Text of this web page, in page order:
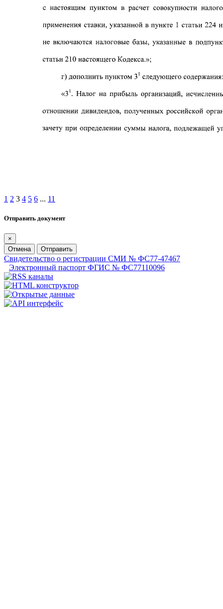
1 2 3 4 5 6 ... 11
Отправить документ
×
Отмена
Отправить
Свидетельство о регистрации СМИ № ФС77-47467
Электронный паспорт ФГИС № ФС77110096